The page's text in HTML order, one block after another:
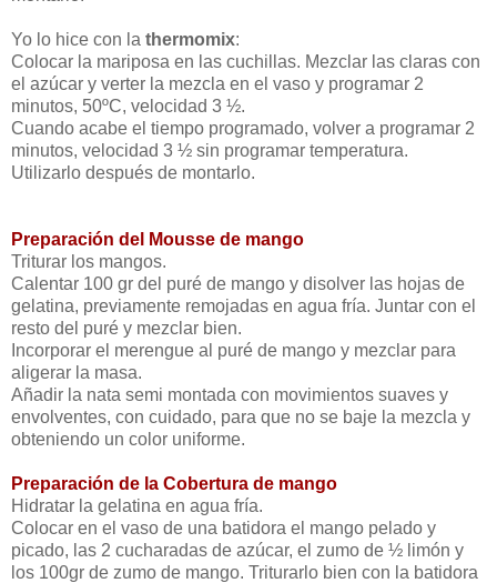
Yo lo hice con la thermomix:
Colocar la mariposa en las cuchillas. Mezclar las claras con
el azúcar y verter la mezcla en el vaso y programar 2
minutos, 50ºC, velocidad 3 ½.
Cuando acabe el tiempo programado, volver a programar 2
minutos, velocidad 3 ½ sin programar temperatura.
Utilizarlo después de montarlo.
Preparación del Mousse de mango
Triturar los mangos.
Calentar 100 gr del puré de mango y disolver las hojas de
gelatina, previamente remojadas en agua fría. Juntar con el
resto del puré y mezclar bien.
Incorporar el merengue al puré de mango y mezclar para
aligerar la masa.
Añadir la nata semi montada con movimientos suaves y
envolventes, con cuidado, para que no se baje la mezcla y
obteniendo un color uniforme.
Preparación de la Cobertura de mango
Hidratar la gelatina en agua fría.
Colocar en el vaso de una batidora el mango pelado y
picado, las 2 cucharadas de azúcar, el zumo de ½ limón y
los 100gr de zumo de mango. Triturarlo bien con la batidora